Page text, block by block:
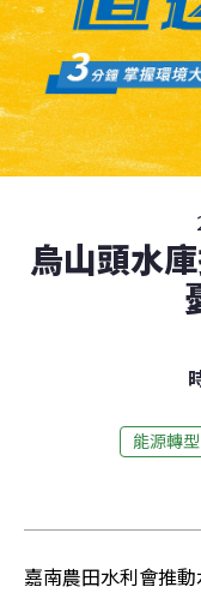
烏山頭水
能源轉型
嘉南農田水利會推